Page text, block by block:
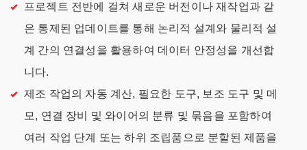
프로젝트 전반에 걸쳐 새로운 버전이나 재작업과 같
은 통제된 업데이트를 통해 논리적 설계와 물리적 설
계 간의 연결성을 활용하여 데이터 안정성을 개선합
니다.
제조 작업의 자동 계산, 필요한 도구, 보조 도구 및 메
모, 연결 장비 및 와이어의 분류 및 묶음을 포함하여
여러 작업 단계 또는 하위 조립품으로 분할된 제품을